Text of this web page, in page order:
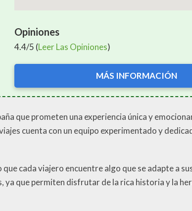
Opiniones
4.4/5 (Leer Las Opiniones)
MÁS INFORMACIÓN
que prometen una experiencia única y
cuenta con un equipo experimentado y
cada viajero encuentre algo que se adapte a
ya que permiten disfrutar de la rica historia y la